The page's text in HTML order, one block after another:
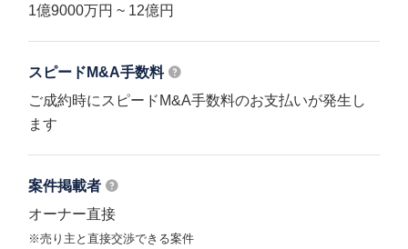
1億9000万円 ~ 12億円
スピードM&A手数料
ご成約時にスピードM&A手数料のお支払いが発生し
ます
案件掲載者
オーナー直接
※売り主と直接交渉できる案件